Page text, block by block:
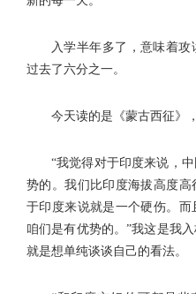
入学半年多了，意味着
过去了六分之一。
今天读的是《蒙古西征》
“我觉得对于印度来说，
势的。我们比印度海拔高度
于印度来说就是一个硬伤。而
咱们是有优势的。”我这是我
就是想单纯谈谈自己的看法。